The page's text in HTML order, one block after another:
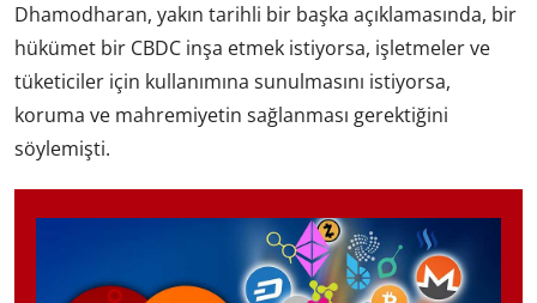
Dhamodharan, yakın tarihli bir başka açıklamasında, bir
hükümet bir CBDC inşa etmek istiyorsa, işletmeler ve
tüketiciler için kullanımına sunulmasını istiyorsa,
koruma ve mahremiyetin sağlanması gerektiğini
söylemişti.